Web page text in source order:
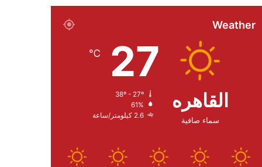
Weather
القاهره
سماء صافية
27
℃
61%
2.6 كيلومتر/ساعة